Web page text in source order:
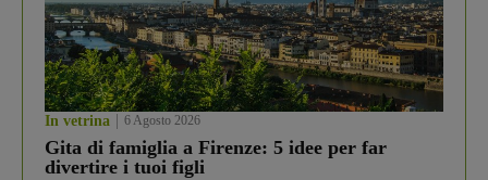
In vetrina 6 Agosto 2026
Gita di famiglia a Firenze: 5 idee per far
divertire i tuoi figli